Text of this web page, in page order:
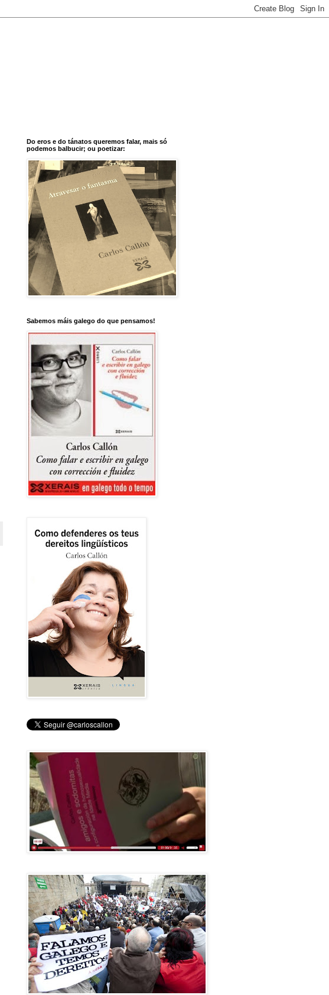
Do eros e do tánatos queremos falar, mais só
podemos balbucir; ou poetizar:
Sabemos máis galego do que pensamos!